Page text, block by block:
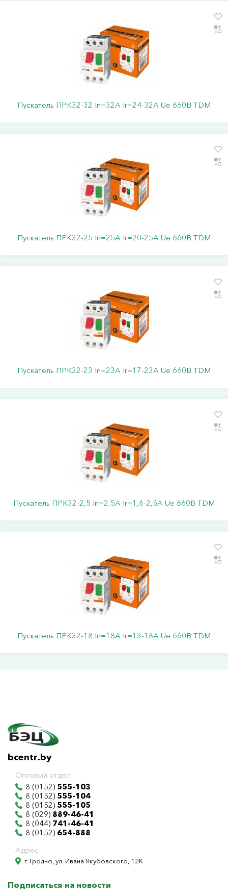
Пускатель ПРК32-32 In=32A Ir=24-32A Ue 660В TDM
Пускатель ПРК32-25 In=25A Ir=20-25A Ue 660В TDM
Пускатель ПРК32-23 In=23A Ir=17-23A Ue 660В TDM
Пускатель ПРК32-2,5 In=2,5A Ir=1,6-2,5A Ue 660В TDM
Пускатель ПРК32-18 In=18A Ir=13-18A Ue 660В TDM
bcentr.by
Оптовый отдел:
8 (0152) 555-103
8 (0152) 555-104
8 (0152) 555-105
8 (029) 889-46-41
8 (044) 741-46-41
8 (0152) 654-888
Адрес:
г. Гродно, ул. Ивана Якубовского, 12К
Подписаться на новости